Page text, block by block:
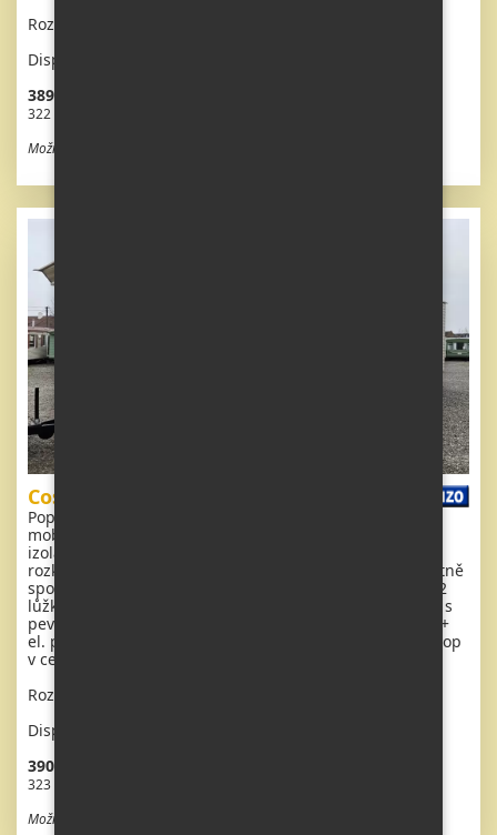
Rozměr: 11 x 3,7m
Dispozice: 3 + kk
389 620 Kč vč. DPH
322 000 Kč bez DPH
Možnost odpočtu DPH
Cosalt Capri
Popis: Extra široký, krásný, čistý, kompletně vybavený
mobilheim 10,9 x 3,7m se dvěma vchody, DVOJITÝMI (
izolačními ) OKNY A DVEŘMI - dithermy. Obývací pokoj (
rozkládací sedačka ), jídelní kout, kuchyň ve tvaru U včetně
spotřebičů, ložnice ( dvoulůžko ), pokoj ( lůžko ), pokoj ( 2
lůžka - patrová postel ), koupelna se sprchovým koutem s
pevnou zástěnou a sedací vaničkou + wc. Elektrický krb +
el. přímotopy, plynová karma na ohřev vody. Zvýšený strop
v celém mobilheimu !
Rozměr: 10,9 x 3,7m
Dispozice: 4 + kk
390 830 Kč vč. DPH
323 000 Kč bez DPH
Možnost odpočtu DPH